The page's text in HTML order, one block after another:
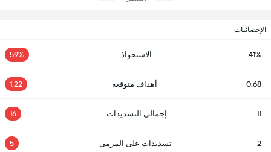
الإحصائيات
41% الاستحواذ 59%
0.68 أهداف متوقعة 1.22
11 إجمالي التسديدات 16
2 تسديدات على المرمى 5